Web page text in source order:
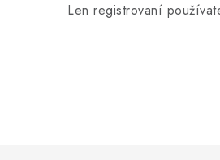
Len registrovaní